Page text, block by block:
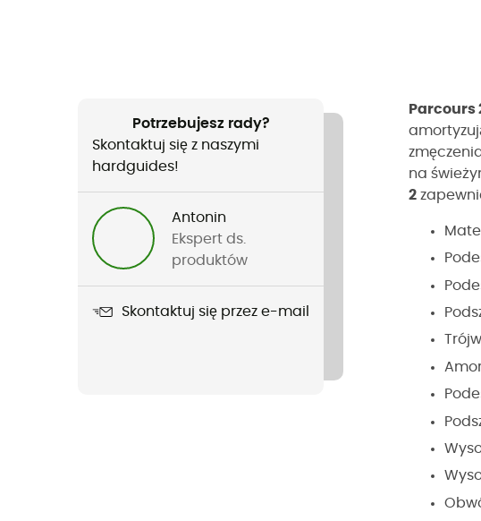
Potrzebujesz rady?
Skontaktuj się z naszymi
hardguides!
Antonin
Ekspert ds.
produktów
Skontaktuj się przez e-mail
Parcours
na
2